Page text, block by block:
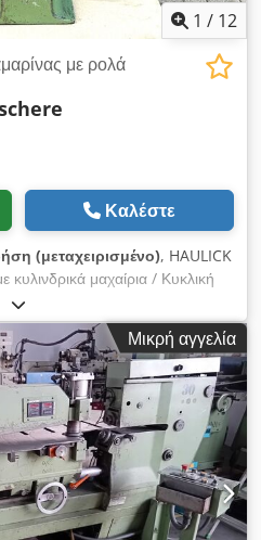
1 / 12
με ρολά
Καλέστε
(μεταχειρισμένο), HAULICK
μαχαίρια / Κυκλική
Abfok -Μέγιστο πάχος
2,5 mm -Μήκος κοπής:
2 περιστρεφόμενα κυκλικά
κοπής: περίπου 120 – 150 mm
περίπου 500 x 250 mm
περίπου 250 mm -Ισχύς
Με ιμάντα -Κοπή σε ευθεία
κοπή λαμαρίνας
2,5 mm -Αλουμίνιο και άλλα
με το πάχος Διαστάσεις: Μ x
180 kg
Μικρή αγγελία